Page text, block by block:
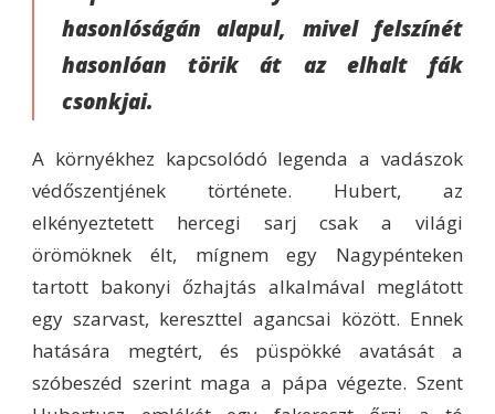
hasonlóságán alapul, mivel felszínét
hasonlóan törik át az elhalt fák
csonkjai.
A környékhez kapcsolódó legenda a vadászok
védőszentjének története. Hubert, az
elkényeztetett hercegi sarj csak a világi
örömöknek élt, mígnem egy Nagypénteken
tartott bakonyi őzhajtás alkalmával meglátott
egy szarvast, kereszttel agancsai között. Ennek
hatására megtért, és püspökké avatását a
szóbeszéd szerint maga a pápa végezte. Szent